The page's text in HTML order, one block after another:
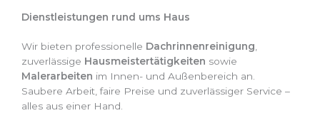
Dienstleistungen rund ums Haus
Wir bieten professionelle Dachrinnenreinigung,
zuverlässige Hausmeistertätigkeiten sowie
Malerarbeiten im Innen- und Außenbereich an.
Saubere Arbeit, faire Preise und zuverlässiger Service –
alles aus einer Hand.